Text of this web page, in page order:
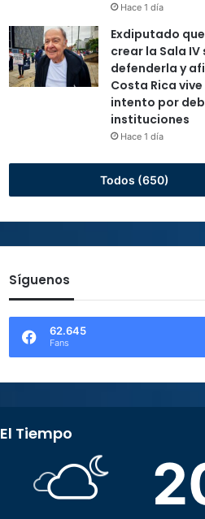
Hace 1 día
Exdiputado
crear la Sala IV
defenderla y
Costa Rica vive
intento por
instituciones
Hace 1 día
Todos (650)
Síguenos
62.645
Fans
El Tiempo